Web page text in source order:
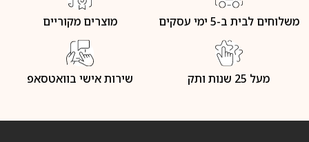
משלוחים לבית ב-5 ימי עסקים מוצרים מקוריים
מעל 25 שנות ותק שירות אישי בוואטסאפ